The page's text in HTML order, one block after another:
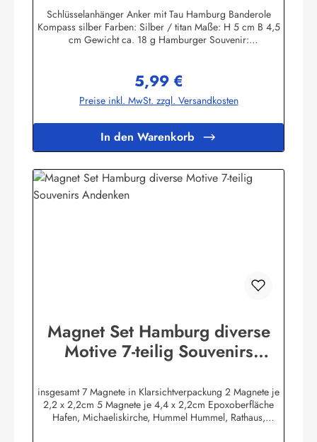
Deko Souvenir
Schlüsselanhänger Anker mit Tau Hamburg Banderole
Kompass silber Farben: Silber / titan Maße: H 5 cm B 4,5
cm Gewicht ca. 18 g Hamburger Souvenir:
Silberner I Love Hamburg Anhänger dran. Der Anker ist ca.
5 x 4,5 cm groß und wiegt etwa 18 g. Tolles Hamburg
Souvenir, Mitbringsel oder
SouvenirsBruchweg 3627389 Fintelinfo@menk-souvenirs.de
Regulärer Preis:
5,99 €
Preise inkl. MwSt. zzgl. Versandkosten
In den Warenkorb
Magnet Set Hamburg diverse
Motive 7-teilig Souvenirs
insgesamt 7 Magnete in Klarsichtverpackung 2 Magnete je
2,2 x 2,2cm 5 Magnete je 4,4 x 2,2cm Epoxoberfläche
Hafen, Michaeliskirche, Hummel Hummel, Rathaus,